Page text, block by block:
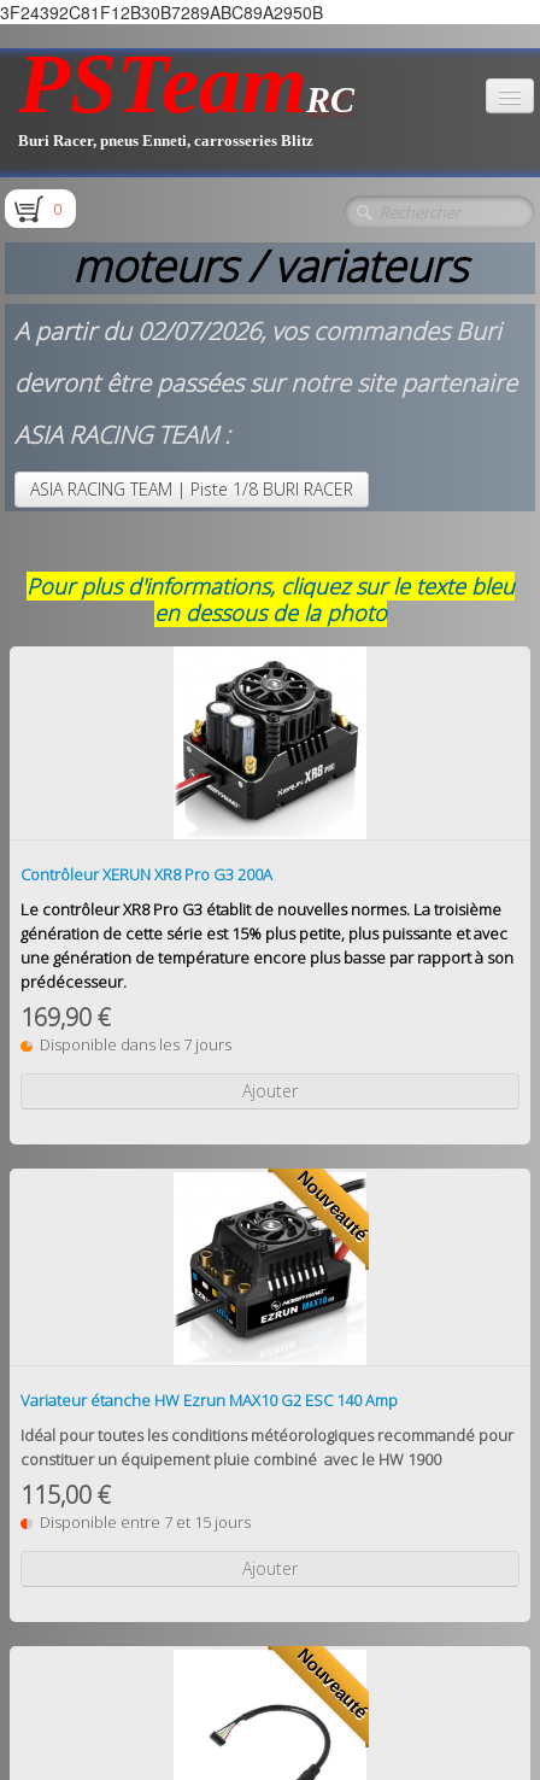
3F24392C81F12B30B7289ABC89A2950B
PSTeamRC
Buri Racer, pneus Enneti, carrosseries Blitz
Accueil
Boutique▼
Pièces E1.1 / E1.2
Pièces E1.3
Pièces E2.1
0
moteurs / variateurs
A partir du 02/07/2026, vos commandes Buri
devront être passées sur notre site partenaire
ASIA RACING TEAM :
ASIA RACING TEAM | Piste 1/8 BURI RACER
Pour plus d'informations, cliquez sur le texte bleu
en dessous de la photo
Contrôleur XERUN XR8 Pro G3 200A
Le contrôleur XR8 Pro G3 établit de nouvelles normes. La troisième
génération de cette série est 15% plus petite, plus puissante et avec
une génération de température encore plus basse par rapport à son
prédécesseur.
169,90 €
Disponible dans les 7 jours
Ajouter
Nouveauté
Variateur étanche HW Ezrun MAX10 G2 ESC 140 Amp
Idéal pour toutes les conditions météorologiquesrecommandé pour
constituer un équipement pluie combiné avec le HW 1900
115,00 €
Disponible entre 7 et 15 jours
Ajouter
Nouveauté